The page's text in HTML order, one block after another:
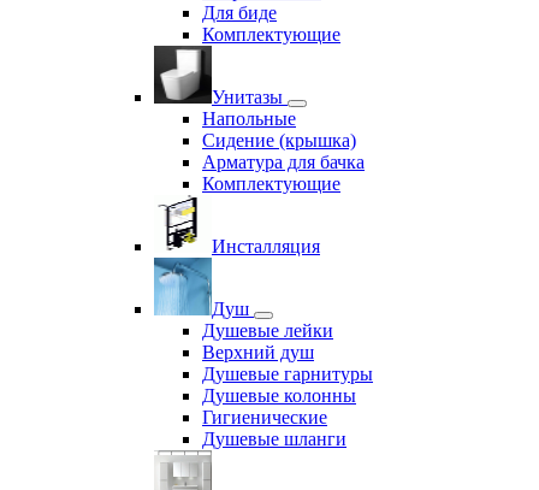
Для биде
Комплектующие
Унитазы
Напольные
Сидение (крышка)
Арматура для бачка
Комплектующие
Инсталляция
Душ
Душевые лейки
Верхний душ
Душевые гарнитуры
Душевые колонны
Гигиенические
Душевые шланги